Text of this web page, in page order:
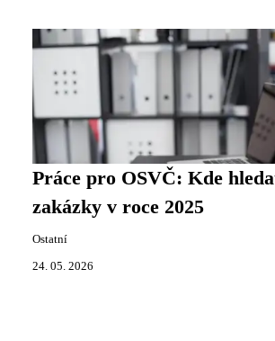
Práce pro OSVČ: Kde
zakázky v roce 2025
Ostatní
24. 05. 2026